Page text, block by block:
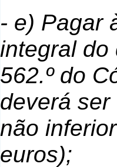
- e) Pagar
integral do
562.º do
deverá
não
euros);